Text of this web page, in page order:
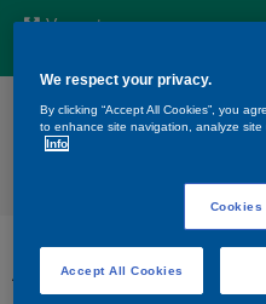
Vergroten
Clear
Beschikbare
A60
We respect your privacy.
By clicking “Accept All Cookies”, you
to enhance site navigation, analyze
Info
Cookies
Accept All Cookies